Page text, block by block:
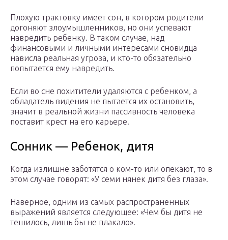
Плохую трактовку имеет сон, в котором родители
догоняют злоумышленников, но они успевают
навредить ребенку. В таком случае, над
финансовыми и личными интересами сновидца
нависла реальная угроза, и кто-то обязательно
попытается ему навредить.
Если во сне похитители удаляются с ребенком, а
обладатель видения не пытается их остановить,
значит в реальной жизни пассивность человека
поставит крест на его карьере.
Сонник — Ребенок, дитя
Когда излишне заботятся о ком-то или опекают, то в
этом случае говорят: «У семи нянек дитя без глаза».
Наверное, одним из самых распространенных
выражений является следующее: «Чем бы дитя не
тешилось, лишь бы не плакало».